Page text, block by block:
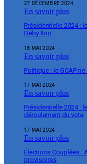
27 DÉCEMBRE 2024
En savoir plus
Présidentielle 2024 :
Déby Itno
18 MAI 2024
En savoir plus
Politique : le GCAP
17 MAI 2024
En savoir plus
Présidentielle 2024 :
déroulement du vote
17 MAI 2024
En savoir plus
Élections Couplées :
provisoires